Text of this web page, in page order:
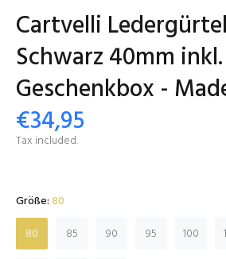
Cartvelli
Schwarz 40mm inkl.
Geschenkbox -
€34,95
Tax included.
Größe:80
80
85 90 95 100